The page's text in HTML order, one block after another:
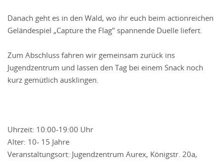
Danach geht es in den Wald, wo ihr euch beim actionreichen
Geländespiel „Capture the Flag" spannende Duelle liefert.
Zum Abschluss fahren wir gemeinsam zurück ins
Jugendzentrum und lassen den Tag bei einem Snack noch
kurz gemütlich ausklingen.
Uhrzeit: 10:00-19:00 Uhr
Alter: 10- 15 Jahre
Veranstaltungsort: Jugendzentrum Aurex, Königstr. 20a,